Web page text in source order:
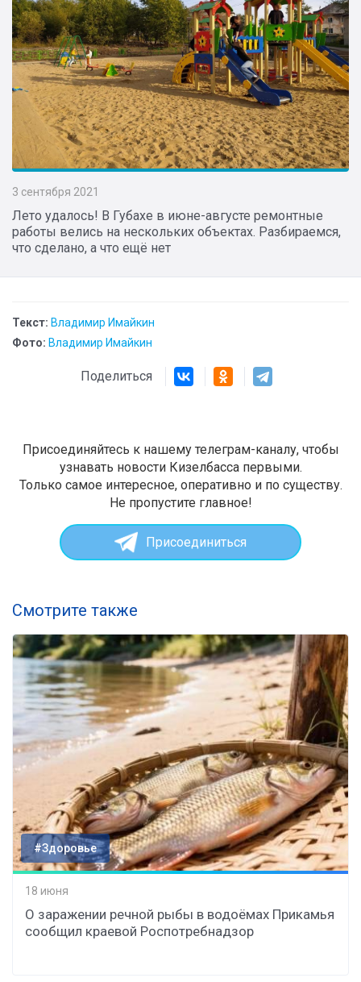
3 сентября 2021
Лето удалось! В Губахе в июне-августе ремонтные
работы велись на нескольких объектах. Разбираемся,
что сделано, а что ещё нет
Текст: Владимир Имайкин
Фото: Владимир Имайкин
Поделиться
Присоединяйтесь к нашему телеграм-каналу, чтобы
узнавать новости Кизелбасса первыми.
Только самое интересное, оперативно и по существу.
Не пропустите главное!
Присоединиться
Смотрите также
#Здоровье
18 июня
О заражении речной рыбы в водоёмах Прикамья
сообщил краевой Роспотребнадзор